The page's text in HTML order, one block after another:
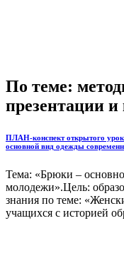
По теме:
презентации
ПЛАН-конспект открытого
основной вид одежды
Тема: «Брюки –
молодежи».Цель:
знания по теме:
учащихся с историей